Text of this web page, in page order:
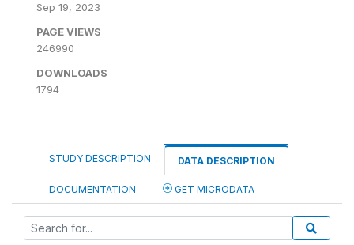
Sep 19, 2023
PAGE VIEWS
246990
DOWNLOADS
1794
STUDY DESCRIPTION DATA DESCRIPTION
DOCUMENTATION GET MICRODATA